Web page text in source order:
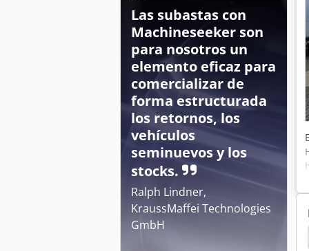
Las subastas con
Machineseeker son
para nosotros un
elemento eficaz para
comercializar de
forma estructurada
los retornos, los
vehículos
seminuevos y los
stocks.
Ralph Lindner,
KraussMaffei Technologies
GmbH